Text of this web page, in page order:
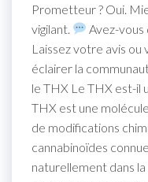
Prometteur ? Oui.
vigilant.
Avez-vous
Laissez votre avis
éclairer la
le THX Le THX est-il
THX est une
de modifications
cannabinoïdes
naturellement dans